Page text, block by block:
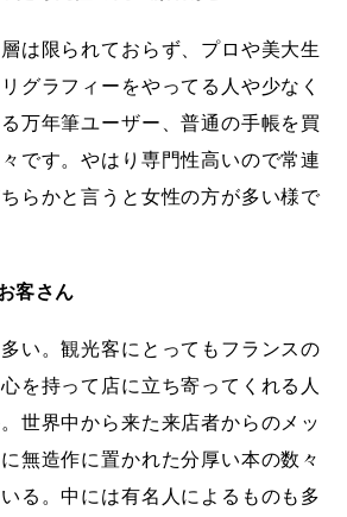
は限られておらず、プロや美大生
グラフィーをやってる人や少なく
万年筆ユーザー、普通の手帳を買
です。やはり専門性高いので常連
らかと言うと女性の方が多い様で
客さん
い。観光客にとってもフランスの
を持って店に立ち寄ってくれる人
世界中から来た来店者からのメッ
無造作に置かれた分厚い本の数々
る。中には有名人によるものも多